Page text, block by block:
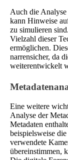
Auch die
kann Hinweise
zu simulieren
Vielzahl dieser
ermöglichen.
narrensicher, da
weiterentwickelt
Eine weitere
Analyse der
Metadaten
beispielsweise
verwendete
übereinstimmen,